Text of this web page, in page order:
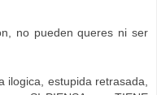
no pueden queres ni ser
ilogica, estupida retrasada,